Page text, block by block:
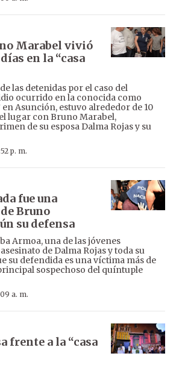
Marabel vivió
en la “casa
las detenidas por el caso del
ocurrido en la conocida como
en Asunción, estuvo alrededor de 10
lugar con Bruno Marabel,
de su esposa Dalma Rojas y su
p. m.
fue una
Bruno
su defensa
Armoa, una de las jóvenes
de Dalma Rojas y toda su
su defendida es una víctima más de
sospechoso del quíntuple
a. m.
frente a la “casa